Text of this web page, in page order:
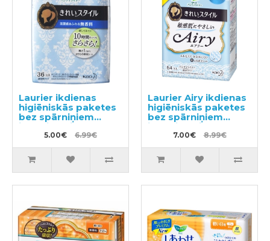
Laurier ikdienas
higiēniskās paketes
bez spārniņiem
jūtīgai ādai 14cm
36gab5.00€ 6.99€
Laurier Airy ikdienas
higiēniskās paketes
bez spārniņiem
jūtīgai ādai 14cm
54gab7.00€ 8.99€